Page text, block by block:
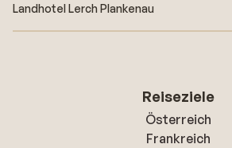
Landhotel Lerch Plankenau
Reiseziele
Österreich
Frankreich